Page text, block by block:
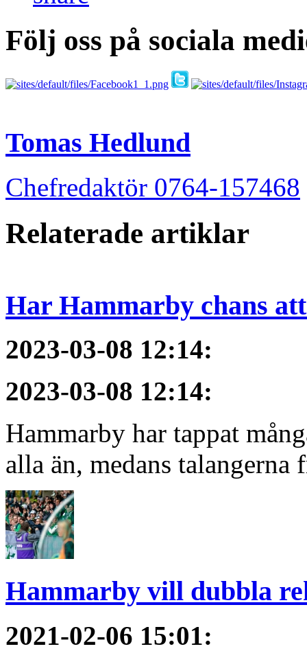
Följ oss på sociala
Tomas Hedlund
Chefredaktör 0764-157468
Relaterade artiklar
Har Hammarby chans
2023-03-08 12:14:
2023-03-08 12:14:
Hammarby har tappat
alla än, medans talangerna
Hammarby vill dubbla
2021-02-06 15:01: